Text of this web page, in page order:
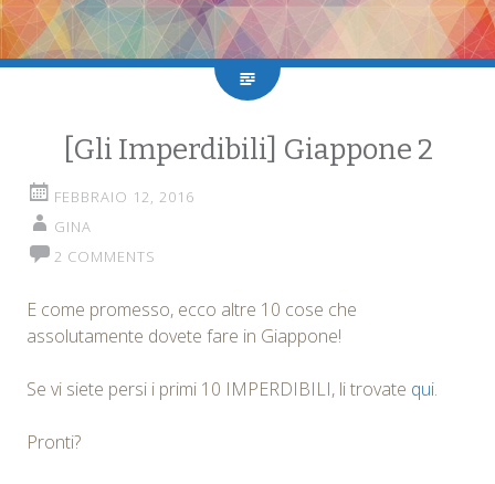
[Gli Imperdibili] Giappone 2
FEBBRAIO 12, 2016
GINA
2 COMMENTS
E come promesso, ecco altre 10 cose che
assolutamente dovete fare in Giappone!
Se vi siete persi i primi 10 IMPERDIBILI, li trovate qui.
Pronti?